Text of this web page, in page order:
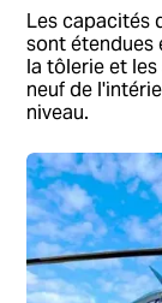
Les capacités
sont étendues
la tôlerie et
neuf de
niveau.